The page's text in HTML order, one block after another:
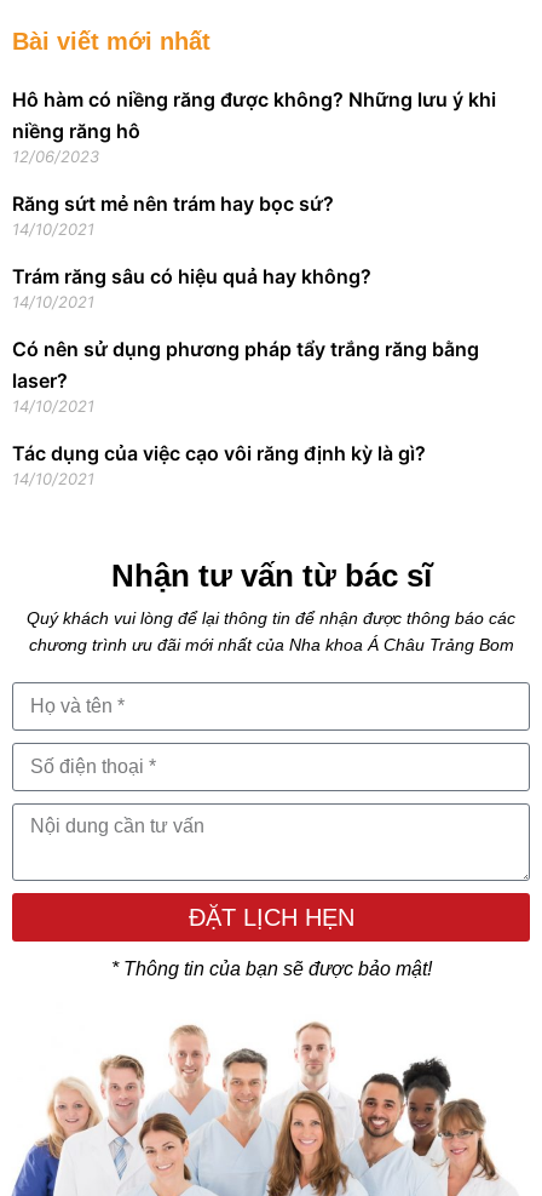
Bài viết mới nhất
Hô hàm có niềng răng được không? Những lưu ý khi
niềng răng hô
12/06/2023
Răng sứt mẻ nên trám hay bọc sứ?
14/10/2021
Trám răng sâu có hiệu quả hay không?
14/10/2021
Có nên sử dụng phương pháp tẩy trắng răng bằng
laser?
14/10/2021
Tác dụng của việc cạo vôi răng định kỳ là gì?
14/10/2021
Nhận tư vấn từ bác sĩ
Quý khách vui lòng để lại thông tin để nhận được thông báo các
chương trình ưu đãi mới nhất của Nha khoa Á Châu Trảng Bom
ĐẶT LỊCH HẸN
* Thông tin của bạn sẽ được bảo mật!